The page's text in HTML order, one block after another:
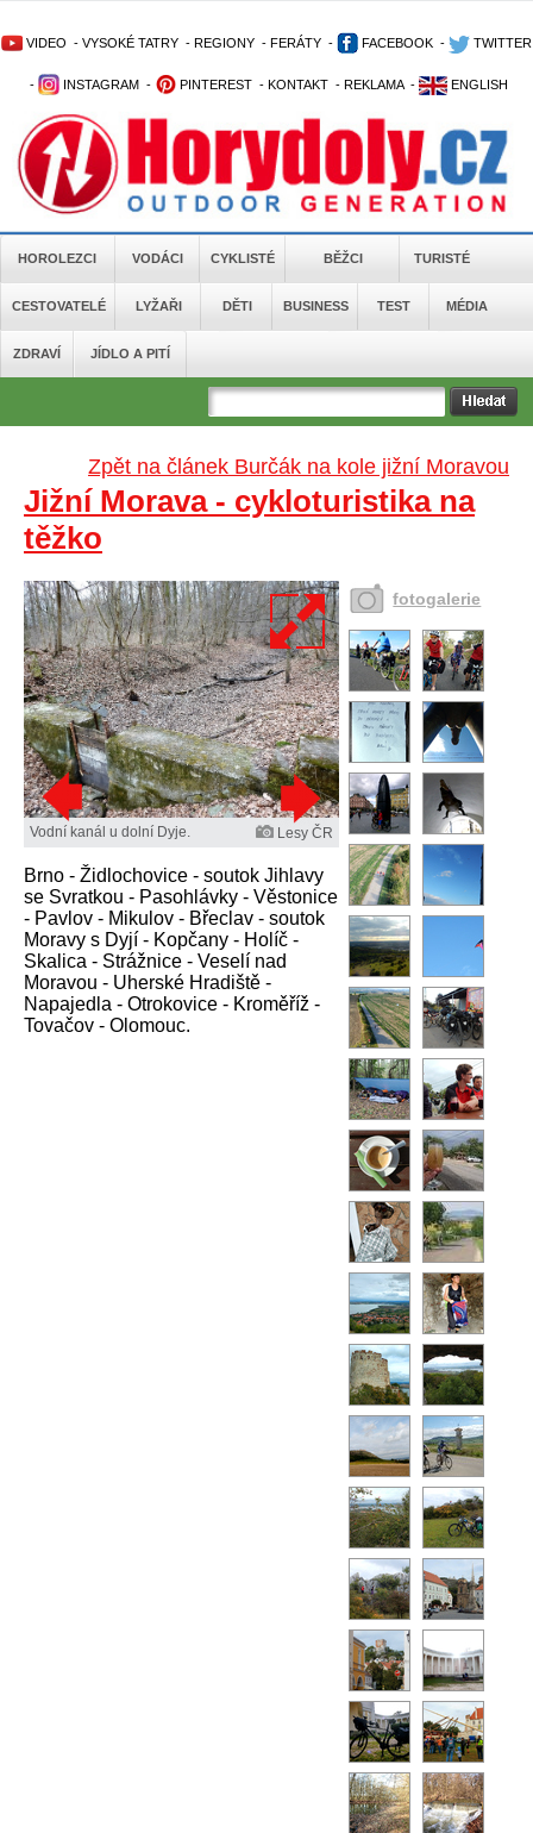
VIDEO - VYSOKÉ TATRY - REGIONY - FERÁTY - FACEBOOK - TWITTER
- INSTAGRAM - PINTEREST - KONTAKT - REKLAMA - ENGLISH
HOROLEZCI VODÁCI CYKLISTÉ BĚŽCI TURISTÉ
CESTOVATELÉ LYŽAŘI DĚTI BUSINESS TEST MÉDIA
ZDRAVÍ JÍDLO A PITÍ
Zpět na článek Burčák na kole jižní Moravou
Jižní Morava - cykloturistika na
těžko
Vodní kanál u dolní Dyje. Lesy ČR
Brno - Židlochovice - soutok Jihlavy
se Svratkou - Pasohlávky - Věstonice
- Pavlov - Mikulov - Břeclav - soutok
Moravy s Dyjí - Kopčany - Holíč -
Skalica - Strážnice - Veselí nad
Moravou - Uherské Hradiště -
Napajedla - Otrokovice - Kroměříž -
Tovačov - Olomouc.
fotogalerie